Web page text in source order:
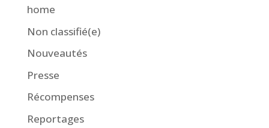
home
Non classifié(e)
Nouveautés
Presse
Récompenses
Reportages